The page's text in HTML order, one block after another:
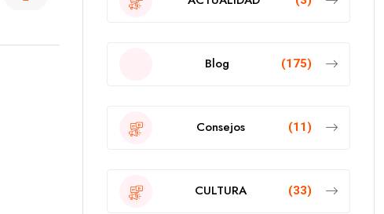
Blog (175)
Consejos (11)
CULTURA (33)